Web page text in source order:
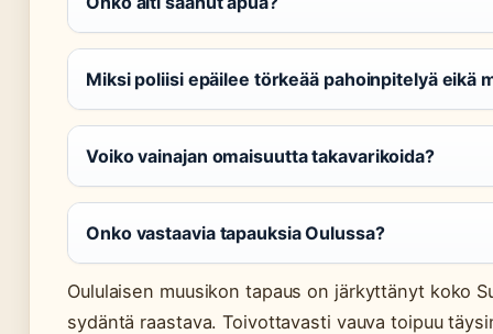
Miksi poliisi epäilee törkeää pahoinpitelyä eikä
Voiko vainajan omaisuutta takavarikoida?
Onko vastaavia tapauksia Oulussa?
Oululaisen muusikon tapaus on järkyttänyt koko
sydäntä raastava. Toivottavasti vauva toipuu